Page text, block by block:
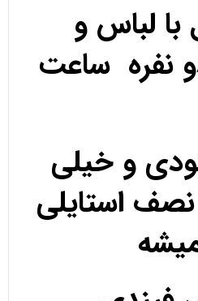
لباس و
ساعت
و خیلی
استایلی